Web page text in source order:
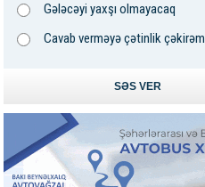
Gələcəyi yaxşı olmayacaq
Cavab verməyə çətinlik çəkirəm